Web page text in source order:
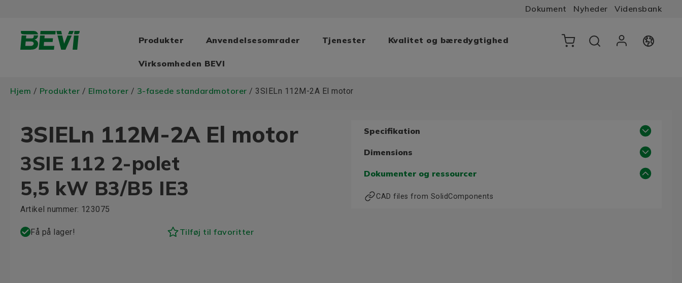
Dokument Nyheder Vidensbank
Produkter Anvendelsesomrader Tjenester Kvalitet og bæredygtighed
Virksomheden BEVI
Hjem / Produkter / Elmotorer / 3-fasede standardmotorer / 3SIELn 112M-2A El motor
3SIELn 112M-2A El motor
3SIE 112 2-polet
5,5 kW B3/B5 IE3
Artikel nummer: 123075
Få på lager! Tilføj til favoritter
Specifikation
Dimensions
Dokumenter og ressourcer
CAD files from SolidComponents